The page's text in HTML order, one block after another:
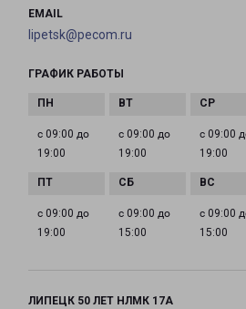
EMAIL
lipetsk@pecom.ru
ГРАФИК РАБОТЫ
с 09:00 до
19:00
с 09:00 до
19:00
с 09:00
19:00
с 09:00 до
19:00
с 09:00 до
15:00
с 09:00
15:00
ЛИПЕЦК 50 ЛЕТ НЛМК 17А